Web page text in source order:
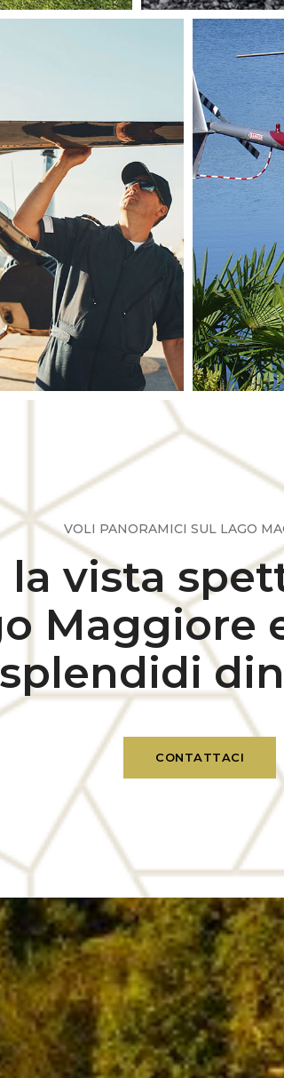
VOLI PANORAMICI SUL LAGO
vista
Maggiore
splendidi
CONTATTACI